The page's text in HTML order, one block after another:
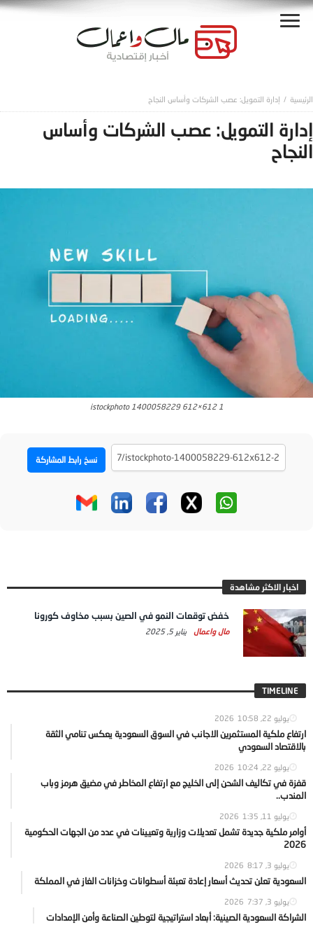
إدارة التمويل: عصب الشركات وأساس النجاح
إدارة التمويل: عصب الشركات وأساس
النجاح
istockphoto 1400058229 612×612 1
نسخ رابط المشاركة
اخبار الاكثر مشاهدة
خفض توقعات النمو في الصين بسبب مخاوف كورونا
مال واعمال يناير 5, 2025
TIMELINE
يوليو 22, 2026 10:58
ارتفاع ملكية المستثمرين الاجانب في السوق السعودية يعكس تنامي الثقة
بالاقتصاد السعودي
يوليو 22, 2026 10:24
قفزة في تكاليف الشحن إلى الخليج مع ارتفاع المخاطر في مضيق هرمز وباب
المندب..
يوليو 11, 2026 1:35
أوامر ملكية جديدة تشمل تعديلات وزارية وتعيينات في عدد من الجهات الحكومية
2026
يوليو 3, 2026 8:17
السعودية تعلن تحديث أسعار إعادة تعبئة أسطوانات وخزانات الغاز في المملكة
يوليو 3, 2026 7:37
الشراكة السعودية الصينية: أبعاد استراتيجية لتوطين الصناعة وأمن الإمدادات